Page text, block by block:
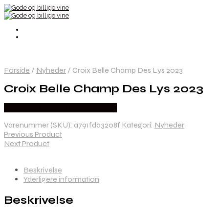
Forside / Nyheder / Croix Belle Champ Des Lys 2023
Croix Belle Champ Des Lys 2023
Varenummer (SKU): a791fda3208f Kategori: Nyheder
Previous Product
Next Product
Beskrivelse
Yderligere information
Beskrivelse